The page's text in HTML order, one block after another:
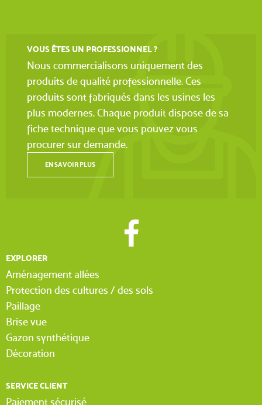
VOUS ÊTES UN PROFESSIONNEL ?
Nous commercialisons uniquement des
produits de qualité professionnelle. Ces
produits sont fabriqués dans les usines les
plus modernes. Chaque produit dispose de sa
fiche technique que vous pouvez vous
procurer sur demande.
EN SAVOIR PLUS
EXPLORER
Aménagement allées
Protection des cultures / des sols
Paillage
Brise vue
Gazon synthétique
Décoration
SERVICE CLIENT
Paiement sécurisé